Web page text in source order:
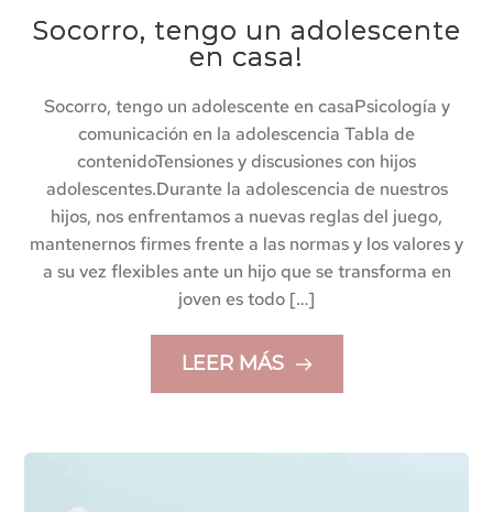
Socorro, tengo un adolescente
en casa!
Socorro, tengo un adolescente en casaPsicología y
comunicación en la adolescencia Tabla de
contenidoTensiones y discusiones con hijos
adolescentes.Durante la adolescencia de nuestros
hijos, nos enfrentamos a nuevas reglas del juego,
mantenernos firmes frente a las normas y los valores y
a su vez flexibles ante un hijo que se transforma en
joven es todo […]
LEER MÁS